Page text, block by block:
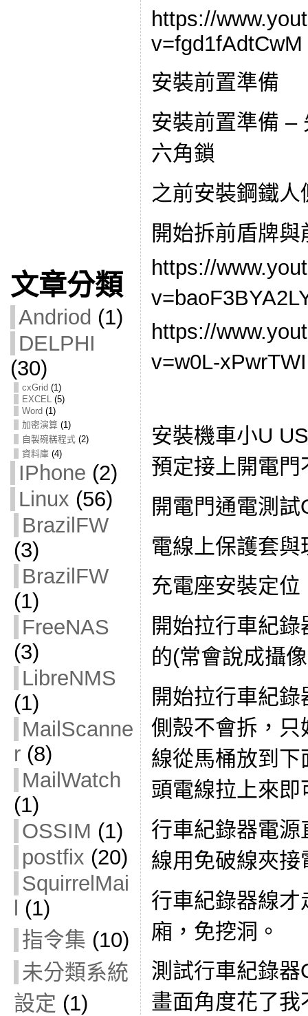
文章分類
Andriod (1)
DELPHI
(30)
cxGrid (1)
EXCEL(5)
Word (1)
加密演算(1)
自製碗糕程式(2)
資料庫(4)
IPhone (2)
Linux (56)
BrazilFW
(3)
BrazilFW
(1)
FreeNAS
(3)
LibreNMS
(1)
MailScanne
r(8)
MailWatch
(1)
OSSIM (1)
postfix (20)
SquirrelMai
(1)
指令集 (10)
未分類系統
設定 (1)
https://
v=fgd1fAdtCwM
安裝前置準備
安裝前置準備 –
六角鎖
之前安裝鋼鐵
開始拆前盾牌
https://
https://
v=w0L-
安裝機車小U
預定接上開電
開電門通電測試
電線上保護套與
充電座安裝定位
開始拉行車紀
的(常會說成攝
開始拉行車紀
側殼不會拆，
線從馬桶放到
頭電線拉上來即
行車紀錄器電
線用免破線夾
行車紀錄器線
廂，免挖洞。
測試行車紀錄
畫面角度花了